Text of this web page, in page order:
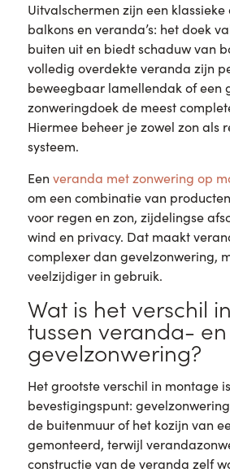
Uitvalschermen zijn een
balkons en veranda’s: het doek
buiten uit en biedt schaduw van
volledig overdekte veranda zijn
beweegbaar lamellendak of een
zonweringdoek de meest
Hiermee beheer je zowel zon als
systeem.
Een veranda met zonwering op
om een combinatie van
voor regen en zon, zijdelingse
wind en privacy. Dat maakt
complexer dan gevelzonwering,
veelzijdiger in gebruik.
Wat is het verschil
tussen veranda- en
gevelzonwering?
Het grootste verschil in montage
bevestigingspunt:
de buitenmuur of het kozijn van
gemonteerd, terwijl
constructie van de veranda zelf